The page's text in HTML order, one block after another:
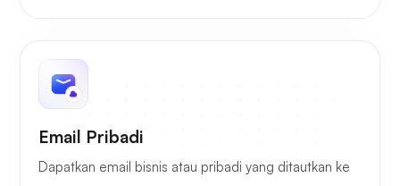
Email Pribadi
Dapatkan email bisnis atau pribadi yang ditautkan ke